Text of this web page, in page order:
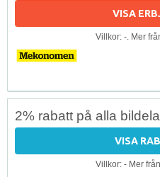
VISA
Villkor: -. Mer
2% rabatt på alla
VISA
Villkor: - Mer